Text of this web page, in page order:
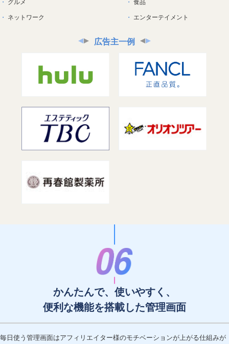
グルメ
ネットワーク
食品
エンターテイメント
広告主一例
かんたんで、使いやすく、
便利な機能を搭載した管理画面
毎日使う管理画面はアフィリエイター様のモチベーションが上がる仕組みが